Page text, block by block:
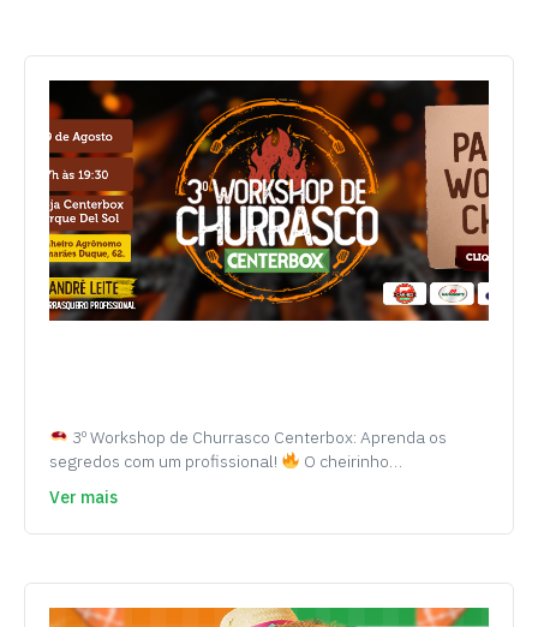
3º Workshop de Churrasco Centerbox: Aprenda os
segredos com um profissional!
O cheirinho…
Ver mais